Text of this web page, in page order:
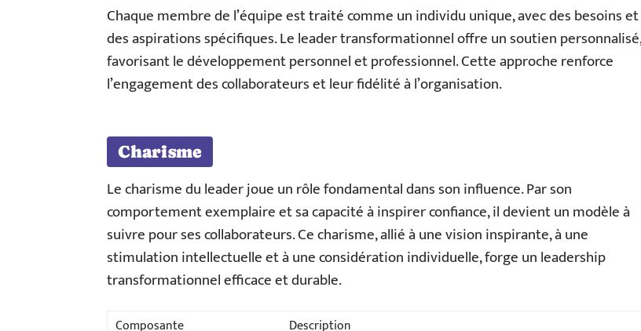
Chaque membre de l’équipe est traité comme un individu unique, avec des besoins et
des aspirations spécifiques. Le leader transformationnel offre un soutien personnalisé,
favorisant le développement personnel et professionnel. Cette approche renforce
l’engagement des collaborateurs et leur fidélité à l’organisation.
Charisme
Le charisme du leader joue un rôle fondamental dans son influence. Par son
comportement exemplaire et sa capacité à inspirer confiance, il devient un modèle à
suivre pour ses collaborateurs. Ce charisme, allié à une vision inspirante, à une
stimulation intellectuelle et à une considération individuelle, forge un leadership
transformationnel efficace et durable.
Composante Description